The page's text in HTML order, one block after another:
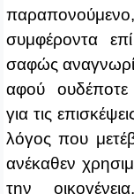
συμφέροντα
σαφώς
αφού ουδέποτε
για τις
λόγος που
ανέκαθεν
την